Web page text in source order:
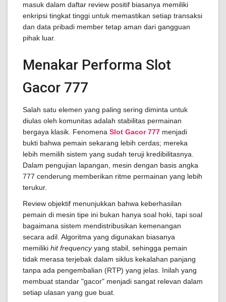
masuk dalam daftar review positif biasanya memiliki
enkripsi tingkat tinggi untuk memastikan setiap transaksi
dan data pribadi member tetap aman dari gangguan
pihak luar.
Menakar Performa Slot
Gacor 777
Salah satu elemen yang paling sering diminta untuk
diulas oleh komunitas adalah stabilitas permainan
bergaya klasik. Fenomena Slot Gacor 777 menjadi
bukti bahwa pemain sekarang lebih cerdas; mereka
lebih memilih sistem yang sudah teruji kredibilitasnya.
Dalam pengujian lapangan, mesin dengan basis angka
777 cenderung memberikan ritme permainan yang lebih
terukur.
Review objektif menunjukkan bahwa keberhasilan
pemain di mesin tipe ini bukan hanya soal hoki, tapi soal
bagaimana sistem mendistribusikan kemenangan
secara adil. Algoritma yang digunakan biasanya
memiliki hit frequencyyang stabil, sehingga pemain
tidak merasa terjebak dalam siklus kekalahan panjang
tanpa ada pengembalian (RTP) yang jelas. Inilah yang
membuat standar "gacor" menjadi sangat relevan dalam
setiap ulasan yang gue buat.